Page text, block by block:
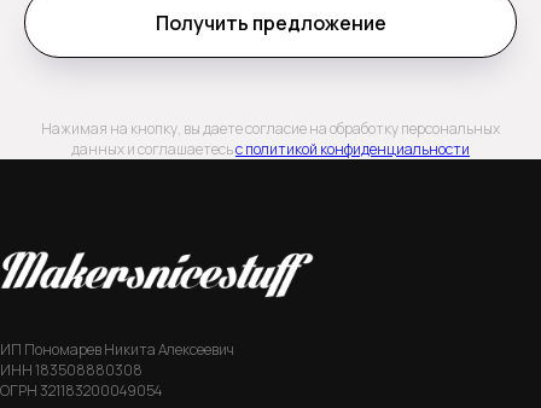
Получить предложение
Нажимая на кнопку, вы даете согласие на обработку персональных
данных и соглашаетесьc политикой конфиденциальности
ИП Пономарев Никита Алексеевич
ИНН 183508880308
ОГРН 321183200049054